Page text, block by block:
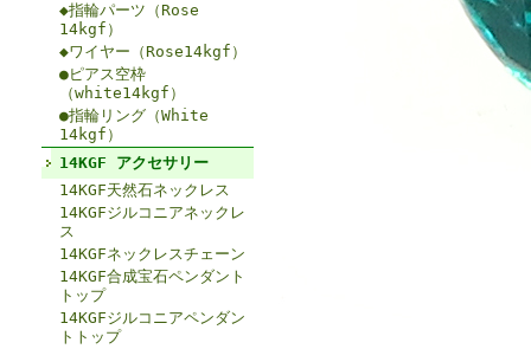
◆指輪パーツ（Rose
14kgf）
◆ワイヤー（Rose14kgf）
●ピアス空枠
（white14kgf）
●指輪リング（White
14kgf）
14KGF アクセサリー
14KGF天然石ネックレス
14KGFジルコニアネックレ
ス
14KGFネックレスチェーン
14KGF合成宝石ペンダント
トップ
14KGFジルコニアペンダン
トトップ